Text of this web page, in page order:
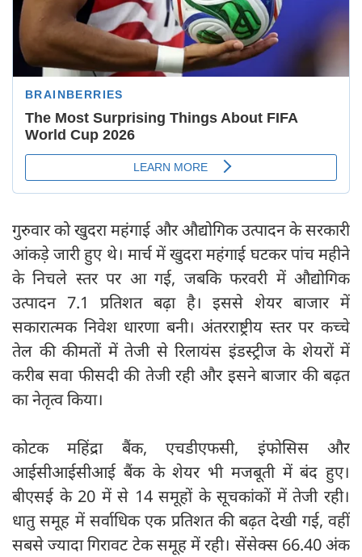
गुरुवार को खुदरा महंगाई और औद्योगिक उत्पादन के सरकारी
आंकड़े जारी हुए थे। मार्च में खुदरा महंगाई घटकर पांच महीने
के निचले स्तर पर आ गई, जबकि फरवरी में औद्योगिक
उत्पादन 7.1 प्रतिशत बढ़ा है। इससे शेयर बाजार में
सकारात्मक निवेश धारणा बनी। अंतरराष्ट्रीय स्तर पर कच्चे
तेल की कीमतों में तेजी से रिलायंस इंडस्ट्रीज के शेयरों में
करीब सवा फीसदी की तेजी रही और इसने बाजार की बढ़त
का नेतृत्व किया।
कोटक महिंद्रा बैंक, एचडीएफसी, इंफोसिस और
आईसीआईसीआई बैंक के शेयर भी मजबूती में बंद हुए।
बीएसई के 20 में से 14 समूहों के सूचकांकों में तेजी रही।
धातु समूह में सर्वाधिक एक प्रतिशत की बढ़त देखी गई, वहीं
सबसे ज्यादा गिरावट टेक समूह में रही। सेंसेक्स 66.40 अंक